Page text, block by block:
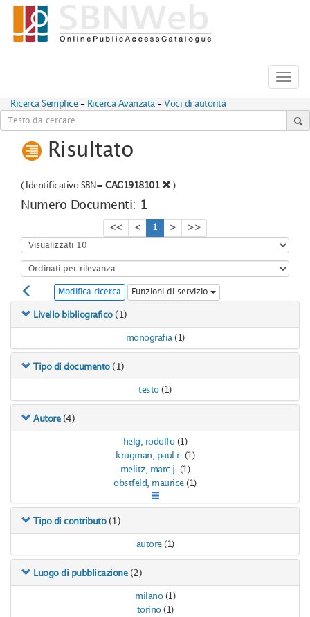
Ricerca Semplice - Ricerca Avanzata - Voci di autorità
Risultato
( Identificativo SBN= CAG1918101 )
Numero Documenti: 1
<< < 1 > >>
Modifica ricerca Funzioni di servizio
Livello bibliografico (1)
monografia (1)
Tipo di documento (1)
testo (1)
Autore (4)
helg, rodolfo (1)
krugman, paul r. (1)
melitz, marc j. (1)
obstfeld, maurice (1)
Tipo di contributo (1)
autore (1)
Luogo di pubblicazione (2)
milano (1)
torino (1)